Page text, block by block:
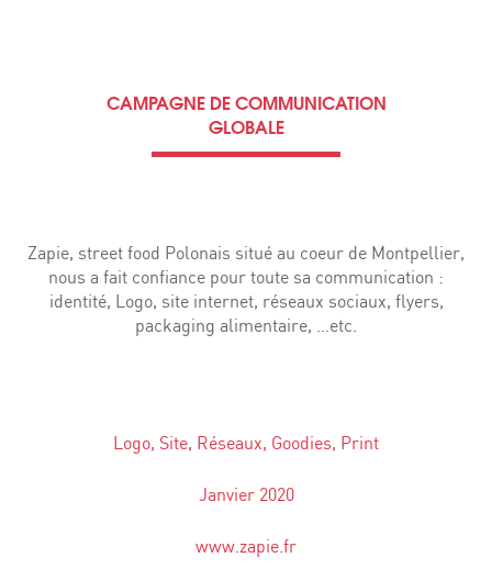
CAMPAGNE DE COMMUNICATION
GLOBALE
Zapie, street food Polonais situé au coeur de Montpellier,
nous a fait confiance pour toute sa communication :
identité, Logo, site internet, réseaux sociaux, flyers,
packaging alimentaire, …etc.
Logo, Site, Réseaux, Goodies, Print
Janvier 2020
www.zapie.fr